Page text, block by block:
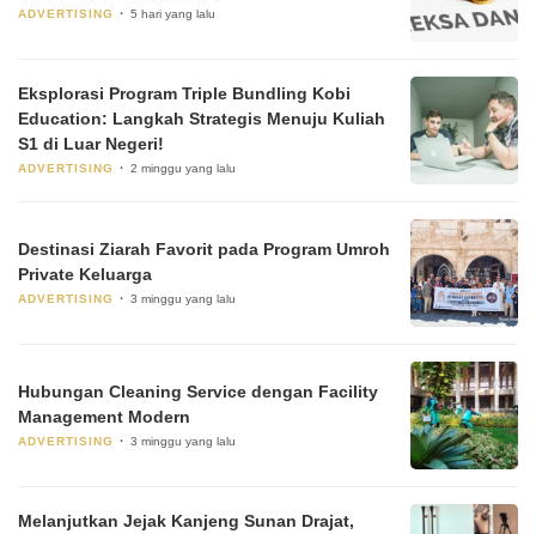
ADVERTISING 5 hari yang lalu
Eksplorasi Program Triple Bundling Kobi
Education: Langkah Strategis Menuju Kuliah
S1 di Luar Negeri!
ADVERTISING 2 minggu yang lalu
Destinasi Ziarah Favorit pada Program Umroh
Private Keluarga
ADVERTISING 3 minggu yang lalu
Hubungan Cleaning Service dengan Facility
Management Modern
ADVERTISING 3 minggu yang lalu
Melanjutkan Jejak Kanjeng Sunan Drajat,